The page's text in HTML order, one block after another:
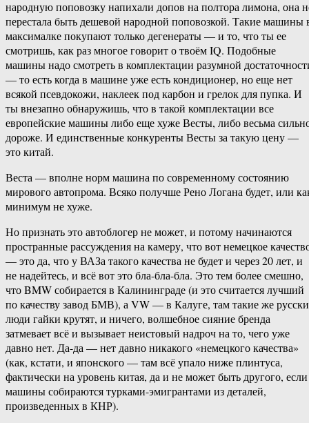
народную поповозку напихали допов на полтора лимона, она
перестала быть дешевой народной поповозкой. Такие машины
максималке покупают только дегенераты — и то, что ты ее
смотришь, как раз многое говорит о твоём IQ. Подобные
машины надо смотреть в комплектации разумной
— то есть когда в машине уже есть кондиционер, но еще нет
всякой псевдокожи, наклеек под карбон и грелок для пупка. И
ты внезапно обнаружишь, что в такой комплектации все
европейские машины либо еще хуже Весты, либо весьма
дороже. И единственные конкуренты Весты за такую цену —
это китай.
Веста — вполне норм машина по современному состоянию
мирового автопрома. Всяко получше Рено Логана будет, или
минимум не хуже.
Но признать это автоблогер не может, и потому начинаются
пространные рассуждения на камеру, что вот немецкое
— это да, что у ВАЗа такого качества не будет и через 20 лет, и
не надейтесь, и всё вот это бла-бла-бла. Это тем более смешно,
что BMW собирается в Калининграде (и это считается лучший
по качеству завод БМВ), а VW — в Калуге, там такие же
люди гайки крутят, и ничего, волшебное сияние бренда
затмевает всё и вызывает неистовый надроч на то, чего уже
давно нет. Да-да — нет давно никакого «немецкого качества»
(как, кстати, и японского — там всё упало ниже плинтуса,
фактически на уровень китая, да и не может быть другого, если
машины собираются турками-эмигрантами из деталей,
произведенных в КНР).